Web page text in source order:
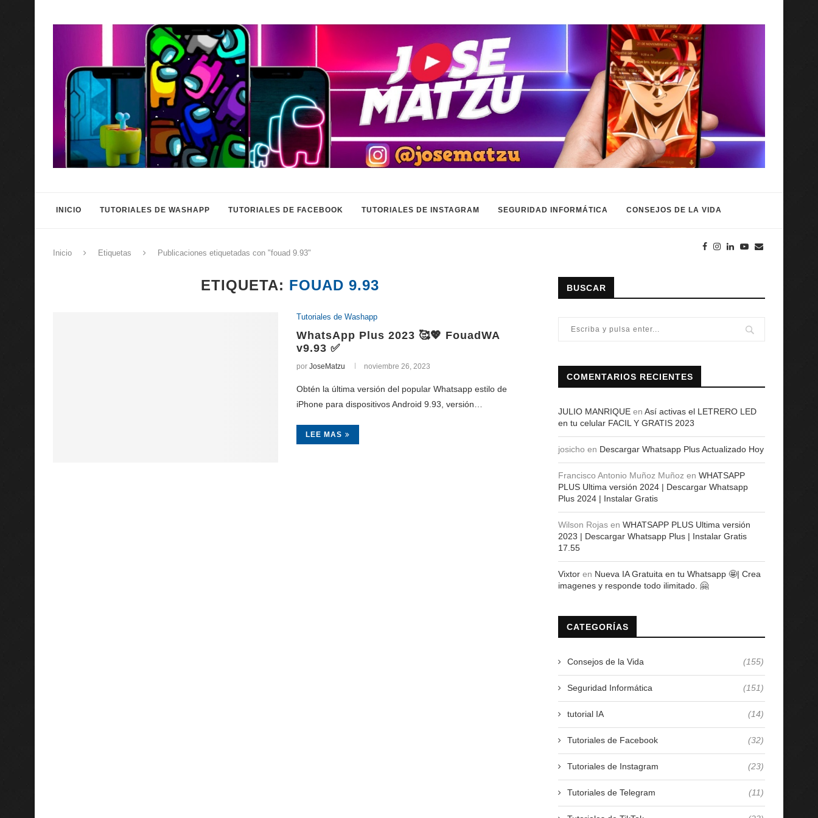
INICIO TUTORIALES DE WASHAPP TUTORIALES DE FACEBOOK TUTORIALES DE INSTAGRAM SEGURIDAD INFORMÁTICA CONSEJOS DE LA VIDA
Inicio Etiquetas Publicaciones etiquetadas con "fouad 9.93"
ETIQUETA: FOUAD 9.93
Tutoriales de Washapp
WhatsApp Plus 2023 🥰💖 FouadWA
v9.93 ✅
por JoseMatzu noviembre 26, 2023
Obtén la última versión del popular Whatsapp estilo de
iPhone para dispositivos Android 9.93, versión…
LEE MAS
BUSCAR
COMENTARIOS RECIENTES
JULIO MANRIQUE en Así activas el LETRERO LED
en tu celular FACIL Y GRATIS 2023
josicho en Descargar Whatsapp Plus Actualizado Hoy
Francisco Antonio Muñoz Muñoz en WHATSAPP
PLUS Ultima versión 2024 | Descargar Whatsapp
Plus 2024 | Instalar Gratis
Wilson Rojas en WHATSAPP PLUS Ultima versión
2023 | Descargar Whatsapp Plus | Instalar Gratis
17.55
Vixtor en Nueva IA Gratuita en tu Whatsapp 🤩| Crea
imagenes y responde todo ilimitado. 🤗
CATEGORÍAS
Consejos de la Vida (155)
Seguridad Informática (151)
tutorial IA (14)
Tutoriales de Facebook (32)
Tutoriales de Instagram (23)
Tutoriales de Telegram (11)